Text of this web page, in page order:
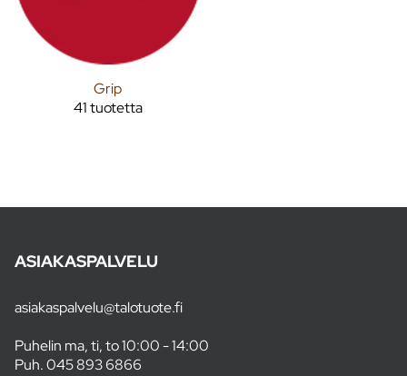
Grip
41 tuotetta
ASIAKASPALVELU
asiakaspalvelu@talotuote.fi
Puhelin ma, ti, to 10:00 - 14:00
Puh.045 893 6866